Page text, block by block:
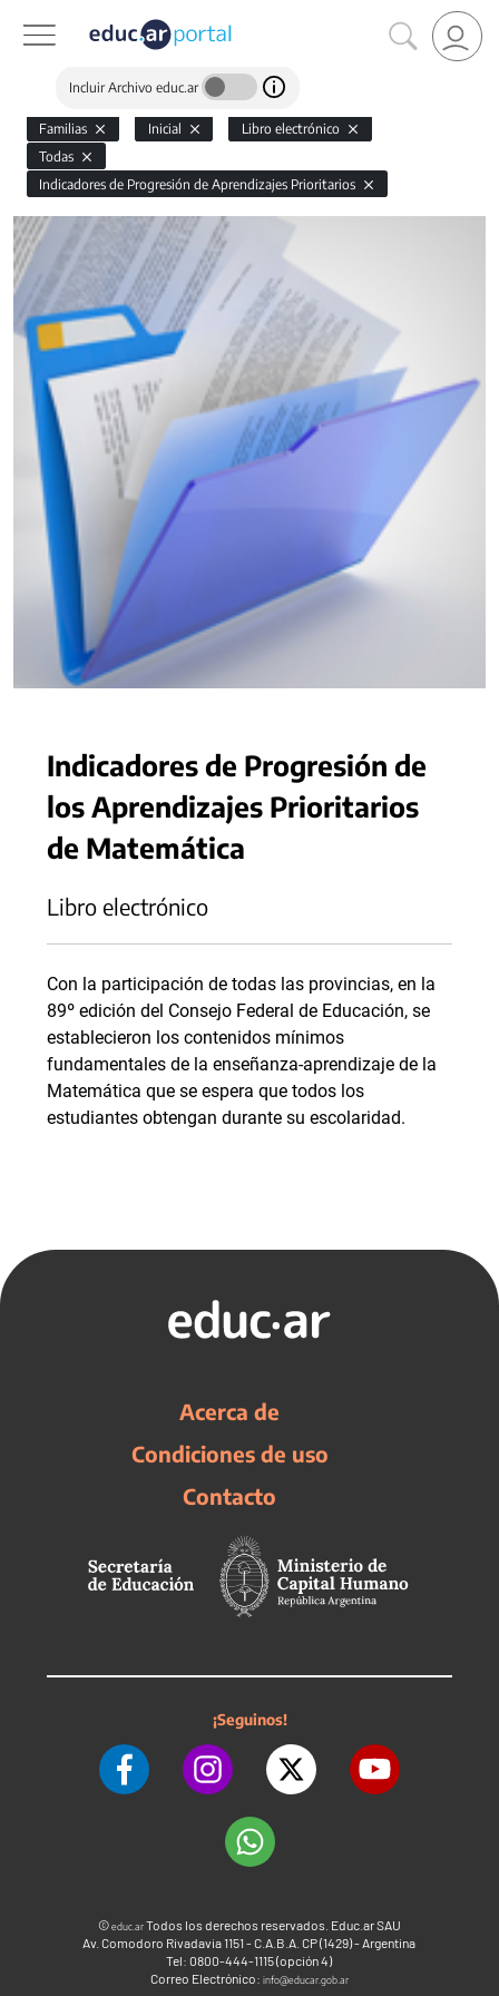
Incluir Archivo educ.ar
Familias Inicial
Libro electrónico
Todas
Indicadores de Progresión de Aprendizajes Prioritarios
Indicadores de Progresión de
los Aprendizajes Prioritarios
de Matemática
Libro electrónico
Con la participación de todas las provincias, en la
89º edición del Consejo Federal de Educación, se
establecieron los contenidos mínimos
fundamentales de la enseñanza-aprendizaje de la
Matemática que se espera que todos los
estudiantes obtengan durante su escolaridad.
Acerca de
Condiciones de uso
Contacto
¡Seguinos!
©educ.arTodos los derechos reservados. Educ.ar SAU
Av. Comodoro Rivadavia 1151 - C.A.B.A. CP (1429) - Argentina
Tel: 0800-444-1115 (opción 4)
Correo Electrónico: info@educar.gob.ar